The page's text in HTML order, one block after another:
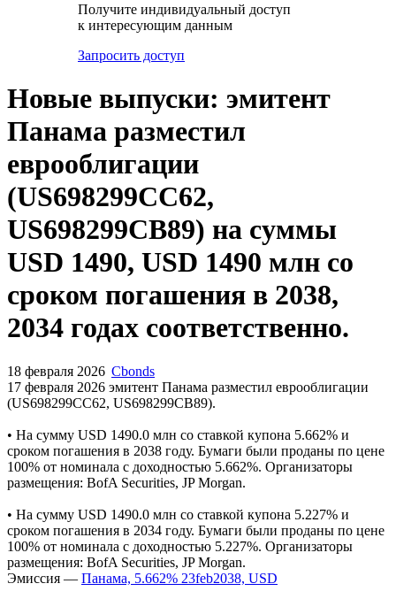
Получите индивидуальный доступ
к интересующим данным
Запросить доступ
Новые выпуски: эмитент
Панама разместил
еврооблигации
(US698299CC62,
US698299CB89) на суммы
USD 1490, USD 1490 млн со
сроком погашения в 2038,
2034 годах соответственно.
18 февраля 2026 Cbonds
17 февраля 2026 эмитент Панама разместил еврооблигации
(US698299CC62, US698299CB89).
• На сумму USD 1490.0 млн cо ставкой купона 5.662% и
сроком погашения в 2038 году. Бумаги были проданы по цене
100% от номинала с доходностью 5.662%. Организаторы
размещения: BofA Securities, JP Morgan.
• На сумму USD 1490.0 млн cо ставкой купона 5.227% и
сроком погашения в 2034 году. Бумаги были проданы по цене
100% от номинала с доходностью 5.227%. Организаторы
размещения: BofA Securities, JP Morgan.
Эмиссия — Панама, 5.662% 23feb2038, USD